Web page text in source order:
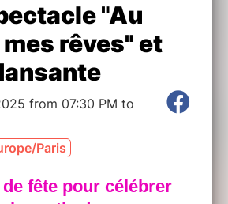
"Au
rêves" et
from 07:30 PM to
Paris
fête pour célébrer